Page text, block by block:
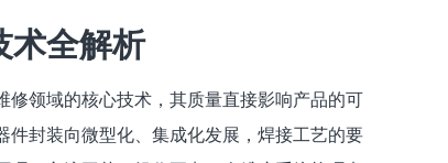
术全解析
修领域的核心技术，其质量直接影响产品的可
件封装向微型化、集成化发展，焊接工艺的要